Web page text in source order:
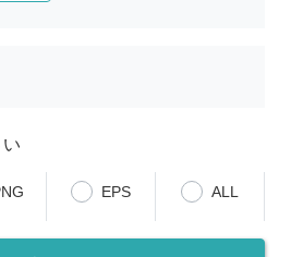
EPS ALL